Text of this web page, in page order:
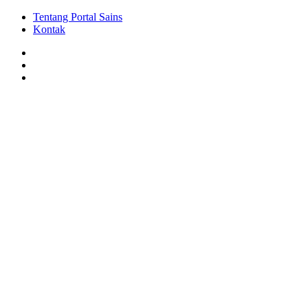
Tentang Portal Sains
Kontak